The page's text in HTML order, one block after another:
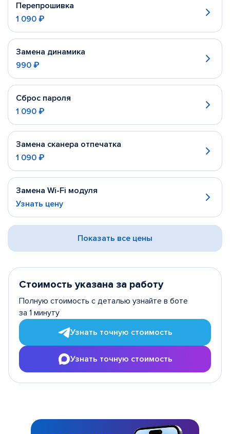
Перепрошивка
1 090 ₽
Замена динамика
990 ₽
Сброс пароля
1 090 ₽
Замена сканера отпечатка
1 090 ₽
Замена Wi-Fi модуля
Узнать цену
Показать все цены
Стоимость указана за работу
Полную стоимость с деталью узнайте в боте
за 1 минуту
Узнать точную стоимость
Узнать точную стоимость